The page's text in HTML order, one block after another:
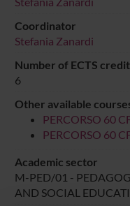
Coordinator
Stefania Zanardi
Number of ECTS
6
Other available
PERCORSO 60
PERCORSO 60
Academic sector
M-PED/01 -
AND SOCIAL